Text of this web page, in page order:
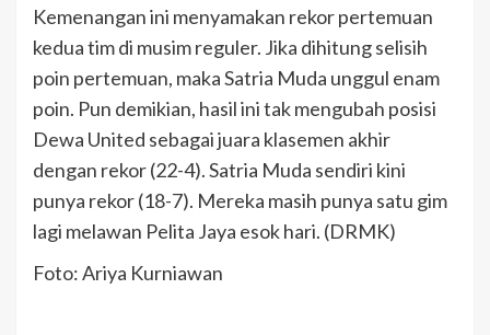
Kemenangan ini menyamakan rekor pertemuan
kedua tim di musim reguler. Jika dihitung selisih
poin pertemuan, maka Satria Muda unggul enam
poin. Pun demikian, hasil ini tak mengubah posisi
Dewa United sebagai juara klasemen akhir
dengan rekor (22-4). Satria Muda sendiri kini
punya rekor (18-7). Mereka masih punya satu gim
lagi melawan Pelita Jaya esok hari. (DRMK)
Foto: Ariya Kurniawan